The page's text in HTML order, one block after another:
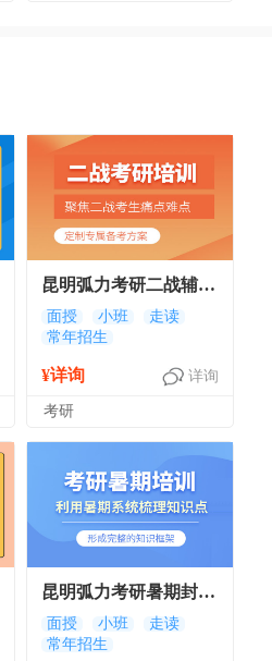
昆明弧力考研二战辅导
班 昆明考研二战集训
班
面授 小班
走读
常年招生
¥详询 详询
考研
昆明弧力考研暑期封闭
集训营 昆明考研暑期
集训班
面授 小班
走读
常年招生